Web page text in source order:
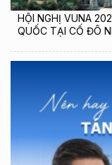
HỘI NGHỊ VUNA
QUỐC TẠI CỐ ĐÔ